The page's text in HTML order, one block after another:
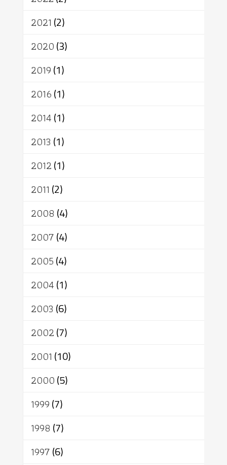
อัตถะ
เทวดา
2021 (2)
2020(3)
2019(1)
2016(1)
2014(1)
2013 (1)
2012(1)
2011 (2)
2008 (4)
2007(4)
2005(4)
2004(1)
2003 (6)
2002(7)
2001 (10)
2000(5)
1999(7)
1998 (7)
1997(6)